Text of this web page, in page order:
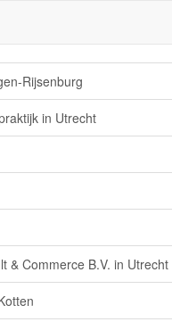
Rijsenburg
in Utrecht
& Commerce B.V. in Utrecht